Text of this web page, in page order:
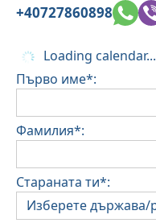
+40727860898
Loading calendar...
Първо име*:
Фамилия*:
Стараната ти*: